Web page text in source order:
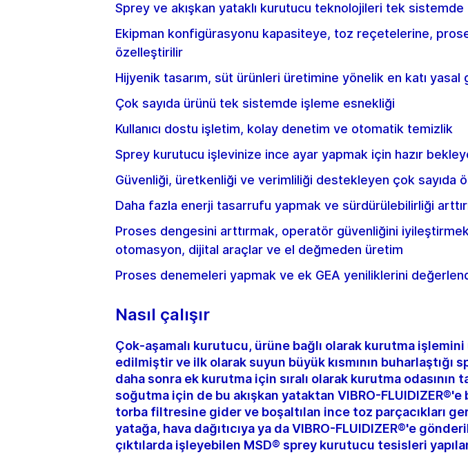
Sprey ve akışkan yataklı kurutucu teknolojileri tek sistemde
Ekipman konfigürasyonu kapasiteye, toz reçetelerine,
özelleştirilir
Hijyenik tasarım, süt ürünleri üretimine yönelik en katı yasal
Çok sayıda ürünü tek sistemde işleme esnekliği
Kullanıcı dostu işletim, kolay denetim ve otomatik temizlik
Sprey kurutucu işlevinize ince ayar yapmak için hazır
Güvenliği, üretkenliği ve verimliliği destekleyen çok sayıda
Daha fazla enerji tasarrufu yapmak ve sürdürülebilirliği
Proses dengesini arttırmak, operatör güvenliğini
otomasyon, dijital araçlar ve el değmeden üretim
Proses denemeleri yapmak ve ek GEA yeniliklerini
Nasıl çalışır
Çok-aşamalı kurutucu, ürüne bağlı olarak kurutma
edilmiştir ve ilk olarak suyun büyük kısmının buharlaştığı
daha sonra ek kurutma için sıralı olarak kurutma
soğutma için de bu akışkan yataktan VIBRO-
torba filtresine gider ve boşaltılan ince toz parçacıkları
yatağa, hava dağıtıcıya ya da VIBRO-FLUIDIZER®'e
çıktılarda işleyebilen MSD® sprey kurutucu tesisleri